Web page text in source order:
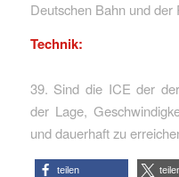
Deutschen Bahn und der
Technik:
39. Sind die ICE der
der Lage,
und dauerhaft zu
teilen